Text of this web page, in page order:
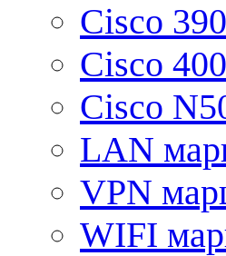
Cisco
Cisco
Cisco
LAN
VPN
WIFI